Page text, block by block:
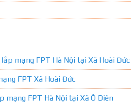
lắp mạng FPT Hà Nội tại Xã Hoài Đức
FPT Xã Hoài Đức
mạng FPT Hà Nội tại Xã Ô Diên